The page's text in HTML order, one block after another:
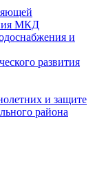
МКД
и
развития
и защите
района